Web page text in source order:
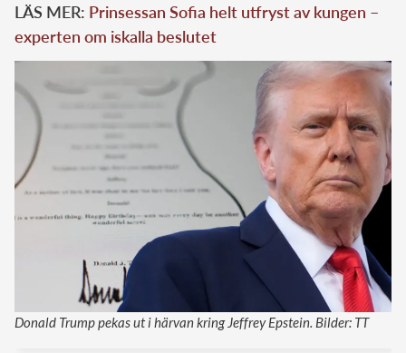
LÄS MER: Prinsessan Sofia helt utfryst av kungen –
experten om iskalla beslutet
Donald Trump pekas ut i härvan kring Jeffrey Epstein. Bilder: TT